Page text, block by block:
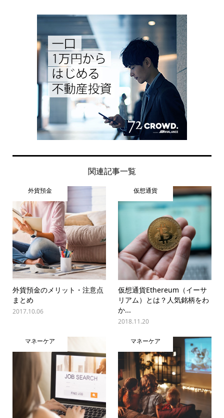
関連記事一覧
外貨預金
外貨預金のメリット・注意点
まとめ
2017.10.06
仮想通貨
仮想通貨Ethereum（イーサ
リアム）とは？人気銘柄をわ
か...
2018.11.20
マネーケア マネーケア